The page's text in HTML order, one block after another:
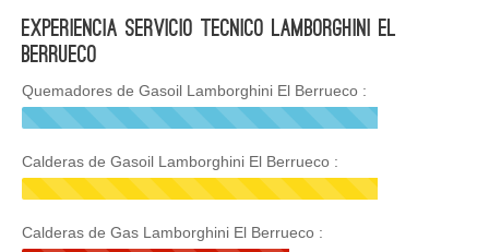
Experiencia Servicio Tecnico Lamborghini El
Berrueco
Quemadores de Gasoil Lamborghini El Berrueco :
Calderas de Gasoil Lamborghini El Berrueco :
Calderas de Gas Lamborghini El Berrueco :